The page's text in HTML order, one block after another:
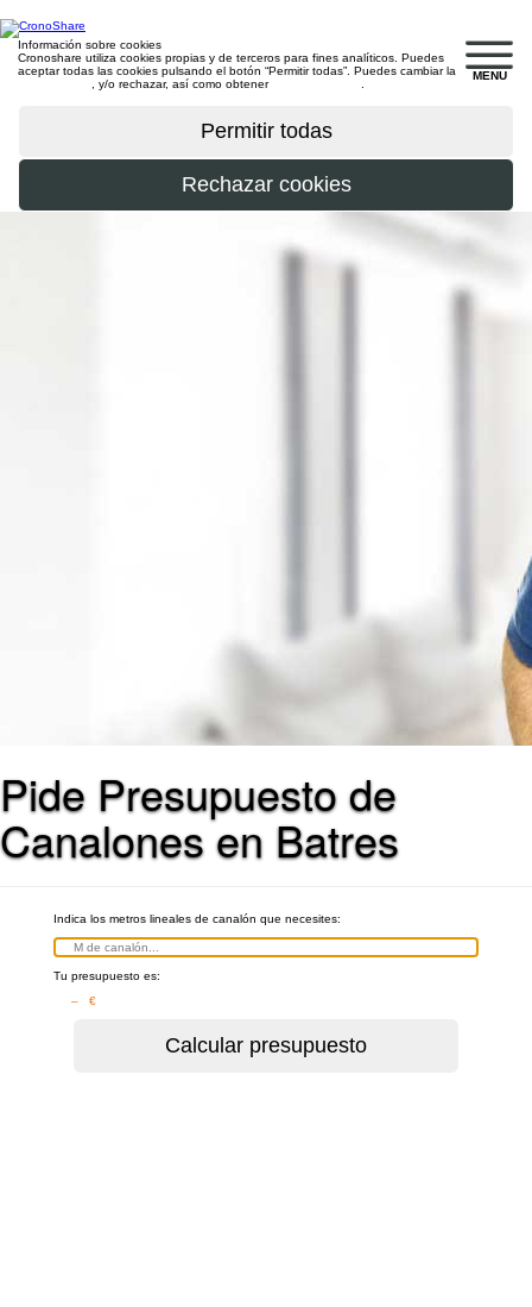
MENU
Información sobre cookies
Cronoshare utiliza cookies propias y de terceros para fines analíticos. Puedes
aceptar todas las cookies pulsando el botón “Permitir todas”. Puedes cambiar la
, y/o rechazar, así como obtener
Pide Presupuesto de
Canalones en Batres
Indica los metros lineales de canalón que necesites:
Tu presupuesto es:
– €